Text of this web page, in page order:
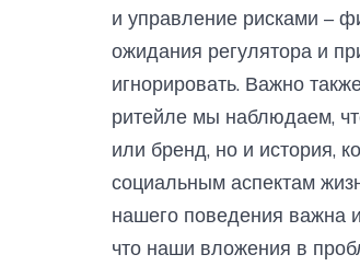
и управление рисками –
ожидания регулятора и
игнорировать. Важно
ритейле мы наблюдаем,
или бренд, но и история,
социальным аспектам
нашего поведения важна
что наши вложения в